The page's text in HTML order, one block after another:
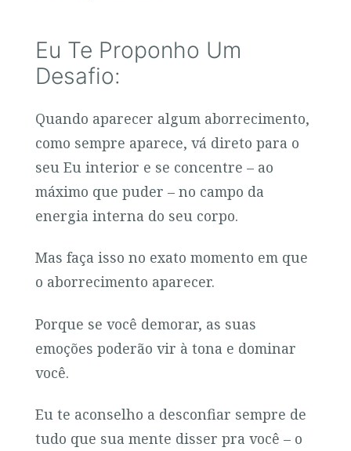
Eu Te Proponho Um
Desafio:
Quando aparecer algum aborrecimento,
como sempre aparece, vá direto para o
seu Eu interior e se concentre – ao
máximo que puder – no campo da
energia interna do seu corpo.
Mas faça isso no exato momento em que
o aborrecimento aparecer.
Porque se você demorar, as suas
emoções poderão vir à tona e dominar
você.
Eu te aconselho a desconfiar sempre de
tudo que sua mente disser pra você – o